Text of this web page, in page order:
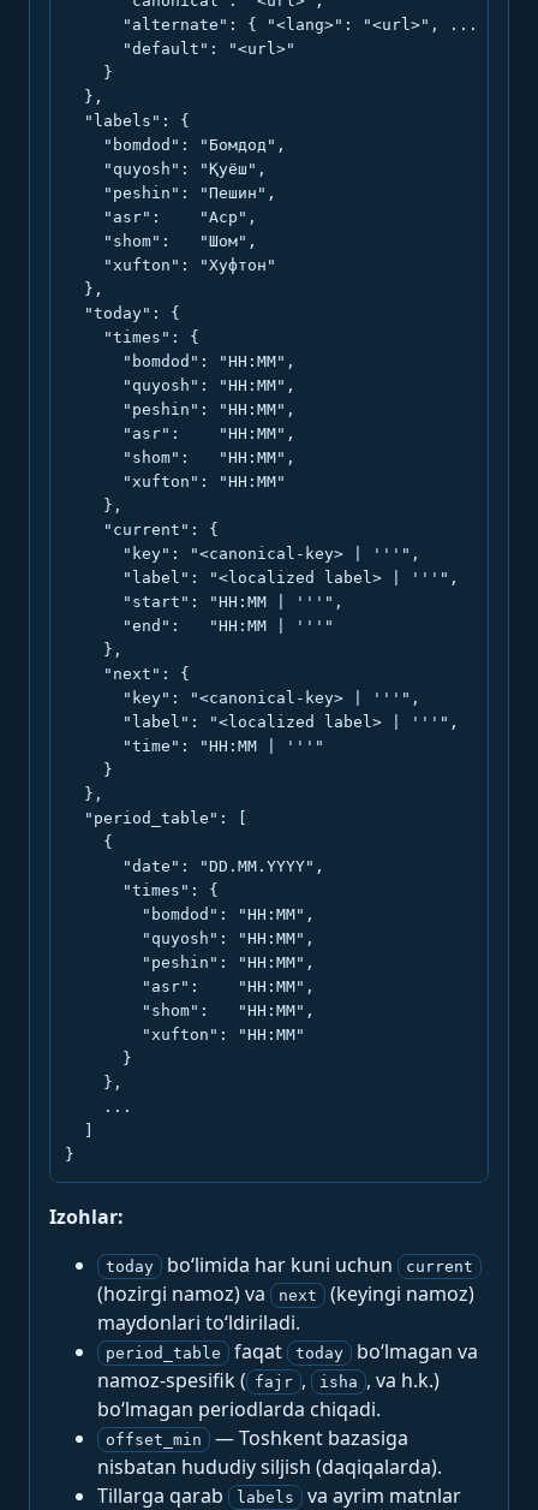
      "alternate": { "<lang>": "<url>", ... },
      "default": "<url>"
    }
  },
  "labels": {
    "bomdod": "Бомдод",
    "quyosh": "Қуёш",
    "peshin": "Пешин",
    "asr":    "Аср",
    "shom":   "Шом",
    "xufton": "Хуфтон"
  },
  "today": {
    "times": {
      "bomdod": "HH:MM",
      "quyosh": "HH:MM",
      "peshin": "HH:MM",
      "asr":    "HH:MM",
      "shom":   "HH:MM",
      "xufton": "HH:MM"
    },
    "current": {
      "key": "<canonical-key> | '''",
      "label": "<localized label> | '''",
      "start": "HH:MM | '''",
      "end":   "HH:MM | '''"
    },
    "next": {
      "key": "<canonical-key> | '''",
      "label": "<localized label> | '''",
      "time": "HH:MM | '''"
    }
  },
  "period_table": [
    {
      "date": "DD.MM.YYYY",
      "times": {
        "bomdod": "HH:MM",
        "quyosh": "HH:MM",
        "peshin": "HH:MM",
        "asr":    "HH:MM",
        "shom":   "HH:MM",
        "xufton": "HH:MM"
      }
    },
    ...
}
Izohlar:
today bo‘limida har kuni uchun current
(hozirgi namoz) va next
(keyingi namoz)
maydonlari to‘ldiriladi.
period_table faqat today
bo‘lmagan va
namoz-spesifik ( fajr , isha , va h.k.)
bo‘lmagan periodlarda chiqadi.
offset_min
— Toshkent bazasiga
nisbatan hududiy siljish (daqiqalarda).
Tillarga qarab
labels
va ayrim matnlar